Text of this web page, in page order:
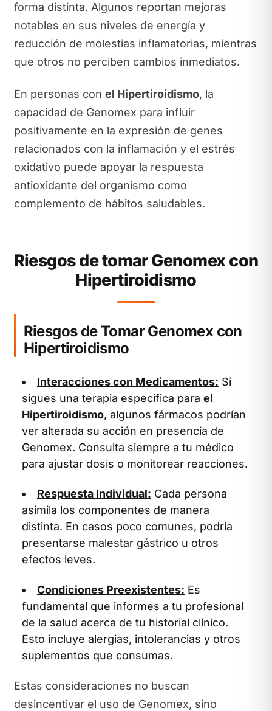
forma distinta. Algunos reportan mejoras
notables en sus niveles de energía y
reducción de molestias inflamatorias, mientras
que otros no perciben cambios inmediatos.
En personas con el Hipertiroidismo, la
capacidad de Genomex para influir
positivamente en la expresión de genes
relacionados con la inflamación y el estrés
oxidativo puede apoyar la respuesta
antioxidante del organismo como
complemento de hábitos saludables.
Riesgos de tomar Genomex con
Hipertiroidismo
Riesgos de Tomar Genomex con
Hipertiroidismo
Interacciones con Medicamentos: Si
sigues una terapia específica para el
Hipertiroidismo, algunos fármacos podrían
ver alterada su acción en presencia de
Genomex. Consulta siempre a tu médico
para ajustar dosis o monitorear reacciones.
Respuesta Individual: Cada persona
asimila los componentes de manera
distinta. En casos poco comunes, podría
presentarse malestar gástrico u otros
efectos leves.
Condiciones Preexistentes: Es
fundamental que informes a tu profesional
de la salud acerca de tu historial clínico.
Esto incluye alergias, intolerancias y otros
suplementos que consumas.
Estas consideraciones no buscan
desincentivar el uso de Genomex, sino